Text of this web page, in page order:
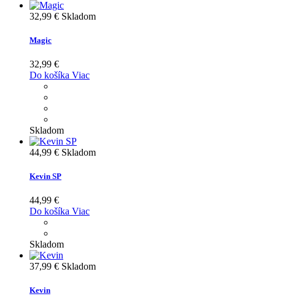
32,99 € Skladom
Magic
32,99 €
Do košíka Viac
Skladom
44,99 € Skladom
Kevin SP
44,99 €
Do košíka Viac
Skladom
37,99 € Skladom
Kevin